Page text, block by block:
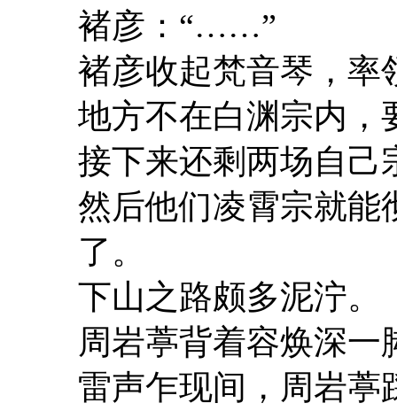
褚彦：“……”
褚彦收起梵音琴，率
地方不在白渊宗内，
接下来还剩两场自己
然后他们凌霄宗就能
了。
下山之路颇多泥泞。
周岩葶背着容焕深一
雷声乍现间，周岩葶